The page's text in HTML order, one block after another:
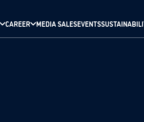
CAREER MEDIA SALESEVENTS